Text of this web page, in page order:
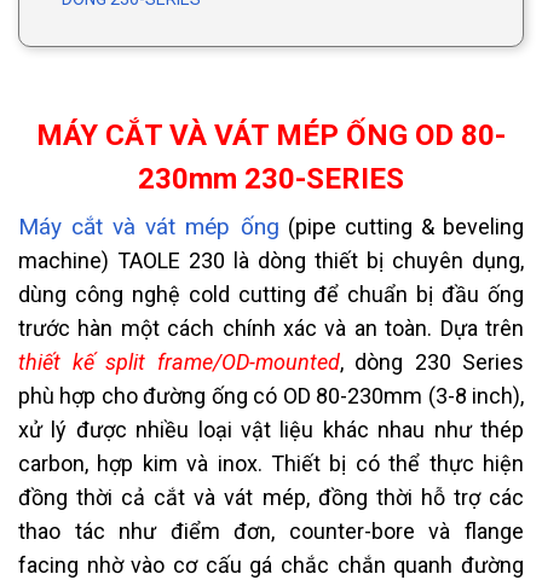
MÁY CẮT VÀ VÁT MÉP ỐNG OD 80-
230mm 230-SERIES
Máy cắt và vát mép ống (pipe cutting & beveling
machine) TAOLE 230 là dòng thiết bị chuyên dụng,
dùng công nghệ cold cutting để chuẩn bị đầu ống
trước hàn một cách chính xác và an toàn. Dựa trên
thiết kế split frame/OD-mounted, dòng 230 Series
phù hợp cho đường ống có OD 80-230mm (3-8 inch),
xử lý được nhiều loại vật liệu khác nhau như thép
carbon, hợp kim và inox. Thiết bị có thể thực hiện
đồng thời cả cắt và vát mép, đồng thời hỗ trợ các
thao tác như điểm đơn, counter-bore và flange
facing nhờ vào cơ cấu gá chắc chắn quanh đường